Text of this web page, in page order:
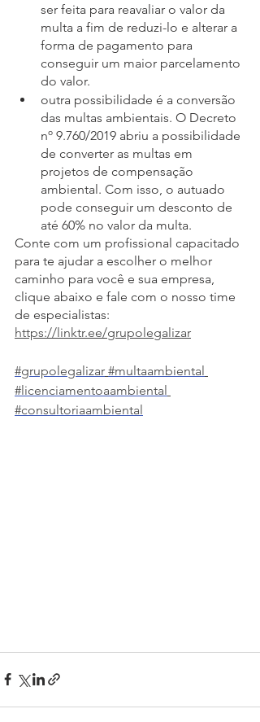
ser feita para reavaliar o valor da
multa a fim de reduzi-lo e alterar a
forma de pagamento para
conseguir um maior parcelamento
do valor.
outra possibilidade é a conversão
das multas ambientais. O Decreto
nº 9.760/2019 abriu a possibilidade
de converter as multas em
projetos de compensação
ambiental. Com isso, o autuado
pode conseguir um desconto de
até 60% no valor da multa.
Conte com um profissional capacitado
para te ajudar a escolher o melhor
caminho para você e sua empresa,
clique abaixo e fale com o nosso time
de especialistas:
https://linktr.ee/grupolegalizar
#grupolegalizar #multaambiental
#licenciamentoaambiental
#consultoriaambiental